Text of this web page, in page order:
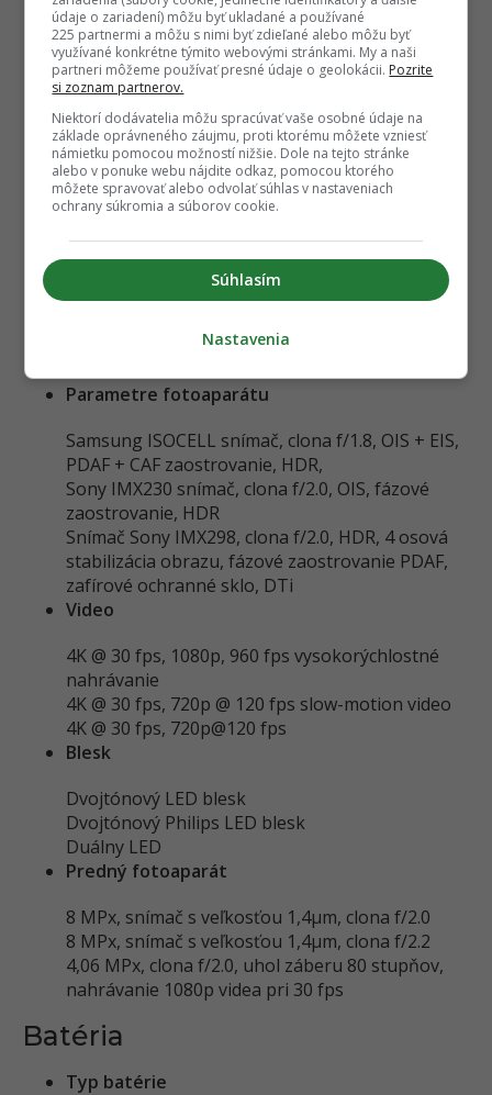
64 GB / 128 GB UFS 2.0
32 GB / 64 GB UFS 2.0
32 / 64 / 128 GB (UFS 2.0)
MicroSD slot
Nie
Nie
Nie
Hlavný fotoaparát
21 MPx (5312 × 3984 px)
Parametre fotoaparátu
Samsung ISOCELL snímač, clona f/1.8, OIS + EIS,
PDAF + CAF zaostrovanie, HDR,
Sony IMX230 snímač, clona f/2.0, OIS, fázové
zaostrovanie, HDR
Snímač Sony IMX298, clona f/2.0, HDR, 4 osová
stabilizácia obrazu, fázové zaostrovanie PDAF,
zafírové ochranné sklo, DTi
Video
4K @ 30 fps, 1080p, 960 fps vysokorýchlostné
nahrávanie
4K @ 30 fps, 720p @ 120 fps slow-motion video
4K @ 30 fps, 720p@120 fps
Blesk
Dvojtónový LED blesk
Dvojtónový Philips LED blesk
Duálny LED
Predný fotoaparát
8 MPx, snímač s veľkosťou 1,4μm, clona f/2.0
8 MPx, snímač s veľkosťou 1,4μm, clona f/2.2
4,06 MPx, clona f/2.0, uhol záberu 80 stupňov,
nahrávanie 1080p videa pri 30 fps
Batéria
Typ batérie
údaje o zariadení) môžu byť ukladané a používané
225 partnermi a môžu s nimi byť zdieľané alebo môžu byť
využívané konkrétne týmito webovými stránkami. My a naši
partneri môžeme používať presné údaje o geolokácii. Pozrite
si zoznam partnerov.
Niektorí dodávatelia môžu spracúvať vaše osobné údaje na
základe oprávneného záujmu, proti ktorému môžete vzniesť
námietku pomocou možností nižšie. Dole na tejto stránke
alebo v ponuke webu nájdite odkaz, pomocou ktorého
môžete spravovať alebo odvolať súhlas v nastaveniach
ochrany súkromia a súborov cookie.
Súhlasím
Nastavenia